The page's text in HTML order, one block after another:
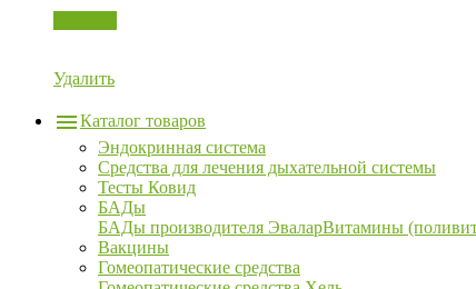
Удалить
Каталог товаров
Эндокринная система
Средства для лечения дыхательной системы
Тесты Ковид
БАДы
БАДы производителя ЭваларВитамины
Вакцины
Гомеопатические средства